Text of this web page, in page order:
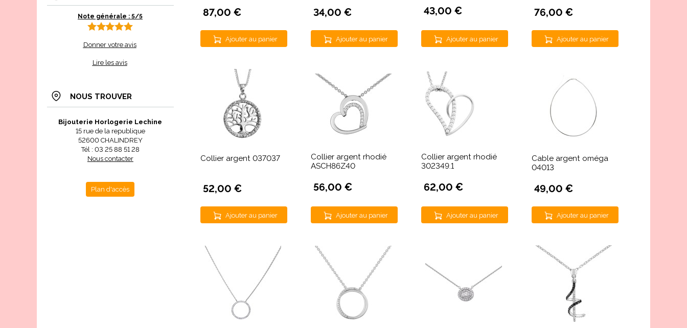
Note générale : 5/5
Donner votre avis
Lire les avis
NOUS TROUVER
Bijouterie Horlogerie Lechine
15 rue de la republique
52600 CHALINDREY
Tél : 03 25 88 51 28
Nous contacter
Plan d'accès
87,00 €
Ajouter au panier
34,00 €
Ajouter au panier
43,00 €
Ajouter au panier
76,00 €
Ajouter au panier
Collier argent 037037
52,00 €
Ajouter au panier
Collier argent rhodié
ASCH86Z40
56,00 €
Ajouter au panier
Collier argent rhodié
302349.1
62,00 €
Ajouter au panier
Cable argent oméga
04013
49,00 €
Ajouter au panier